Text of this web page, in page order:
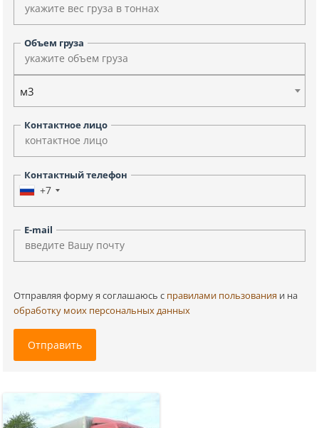
Объем груза
м3
Контактное лицо
Контактный телефон
+7
E-mail
Отправляя форму я соглашаюсь c правилами пользования и на
обработку моих персональных данных
Отправить